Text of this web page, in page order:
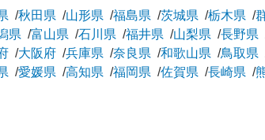
秋田県 山形県 福島県 茨城県 栃木県
県 富山県 石川県 福井県 山梨県 長野県
大阪府 兵庫県 奈良県 和歌山県 鳥取県
愛媛県 高知県 福岡県 佐賀県 長崎県